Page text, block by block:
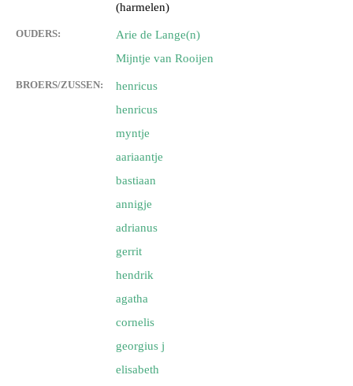
(harmelen)
OUDERS:
Arie de Lange(n)
Mijntje van Rooijen
BROERS/ZUSSEN:
henricus
henricus
myntje
aariaantje
bastiaan
annigje
adrianus
gerrit
hendrik
agatha
cornelis
georgius j
elisabeth